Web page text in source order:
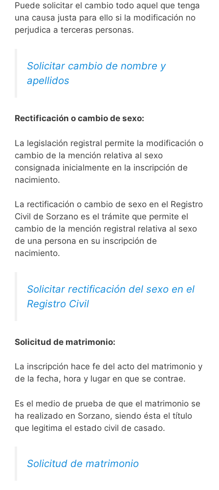
Puede solicitar el cambio todo aquel que tenga
una causa justa para ello si la modificación no
perjudica a terceras personas.
Solicitar cambio de nombre y
apellidos
Rectificación o cambio de sexo:
La legislación registral permite la modificación o
cambio de la mención relativa al sexo
consignada inicialmente en la inscripción de
nacimiento.
La rectificación o cambio de sexo en el Registro
Civil de Sorzano es el trámite que permite el
cambio de la mención registral relativa al sexo
de una persona en su inscripción de
nacimiento.
Solicitar rectificación del sexo en el
Registro Civil
Solicitud de matrimonio:
La inscripción hace fe del acto del matrimonio y
de la fecha, hora y lugar en que se contrae.
Es el medio de prueba de que el matrimonio se
ha realizado en Sorzano, siendo ésta el título
que legitima el estado civil de casado.
Solicitud de matrimonio